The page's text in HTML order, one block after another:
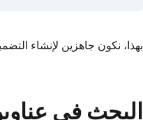
بهذا، نكون جاهزين لإنشاء